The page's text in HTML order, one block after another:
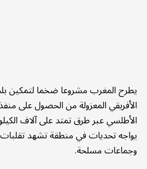
يطرح المغرب مشروعا ضخما لتمكين
الأفريقي المعزولة من الحصول على
الأطلسي عبر طرق تمتد على آلاف
يواجه تحديات في منطقة تشهد
وجماعات مسلحة.